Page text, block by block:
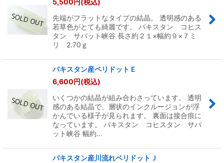
5,500円(税込)
先端がフラットなタイプの結晶。 透明感のある
若草色がとても綺麗です。 パキスタン コヒス
タン サパット峡谷 長さ約２１×幅約９×７ミ
リ 2.70ｇ
パキスタン産ペリドットＥ
6,600円(税込)
いくつかの結晶が組み合わさっています。 透明
感のある結晶で、層状のインクルージョンが浮
かんでいる様子が見られます。 裏面は接合痕に
なっています。 パキスタン コヒスタン サパ
ット峡谷 幅約…
パキスタン産川流れペリドットＪ